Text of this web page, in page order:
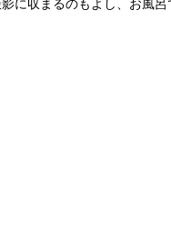
に収まるのもよし、お風呂